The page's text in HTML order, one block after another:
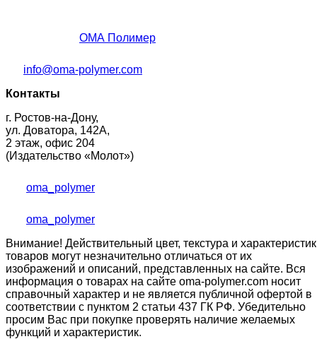
ОМА Полимер
info@oma-polymer.com
Контакты
г. Ростов-на-Дону,
ул. Доватора, 142А,
2 этаж, офис 204
(Издательство «Молот»)
oma_polymer
oma_polymer
Внимание! Действительный цвет, текстура и
товаров могут незначительно отличаться от их
изображений и описаний, представленных на сайте. Вся
информация о товарах на сайте oma-polymer.com носит
справочный характер и не является публичной офертой в
соответствии с пунктом 2 статьи 437 ГК РФ. Убедительно
просим Вас при покупке проверять наличие желаемых
функций и характеристик.